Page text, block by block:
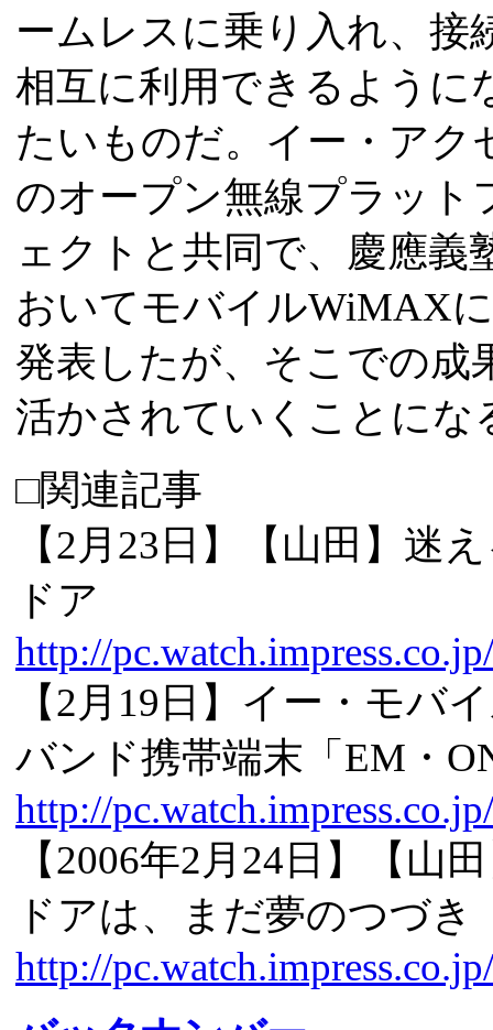
ームレスに乗り入れ、接
相互に利用できるように
たいものだ。イー・アク
のオープン無線プラット
ェクトと共同で、慶應義
おいてモバイルWiMAX
発表したが、そこでの成
活かされていくことにな
□関連記事
【2月23日】【山田】迷
ドア
http://
【2月19日】イー・モバ
バンド携帯端末「EM・
http://
【2006年2月24日】【山
ドアは、まだ夢のつづき
http://